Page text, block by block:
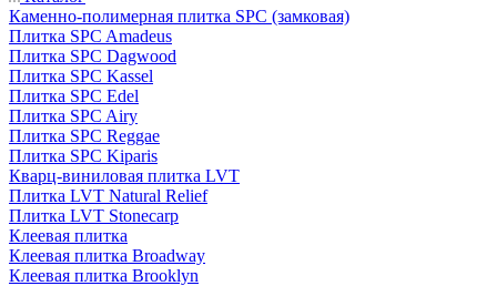
Каменно-полимерная плитка SPC (замковая)
Плитка SPC Amadeus
Плитка SPC Dagwood
Плитка SPC Kassel
Плитка SPC Edel
Плитка SPC Airy
Плитка SPC Reggae
Плитка SPC Kiparis
Кварц-виниловая плитка LVT
Плитка LVT Natural Relief
Плитка LVT Stonecarp
Клеевая плитка
Клеевая плитка Broadway
Клеевая плитка Brooklyn